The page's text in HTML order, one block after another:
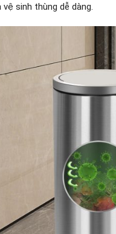
sinh thùng dễ dàng.